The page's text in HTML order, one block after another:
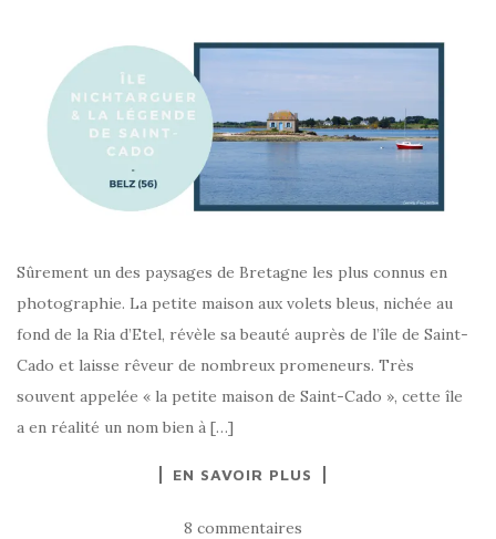
Sûrement un des paysages de Bretagne les plus connus en
photographie. La petite maison aux volets bleus, nichée au
fond de la Ria d’Etel, révèle sa beauté auprès de l’île de Saint-
Cado et laisse rêveur de nombreux promeneurs. Très
souvent appelée « la petite maison de Saint-Cado », cette île
a en réalité un nom bien à […]
EN SAVOIR PLUS
8 commentaires